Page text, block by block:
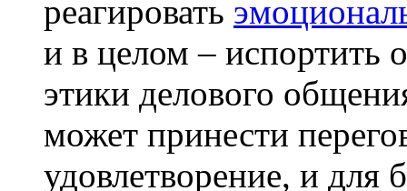
реагировать
и в целом – испортить
этики делового
может принести
удовлетворение, и для